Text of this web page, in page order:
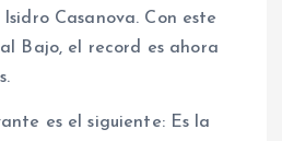
Casanova. Con este
Bajo, el record es ahora
es el siguiente: Es la